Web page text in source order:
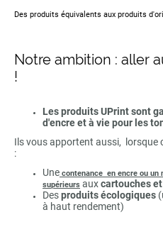
Des produits équivalents aux produits
Notre ambition : aller
!
Les produits UPrint sont
d'encre et à vie pour les
Ils vous apportent aussi, lorsque
:
Une contenance en encre ou un
supérieurs auxcartouches
Desproduits écologiques
à haut rendement)